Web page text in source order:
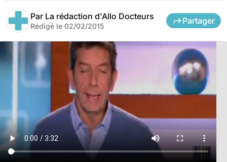
Par La rédaction d'Allo Docteurs
Rédigé le 02/02/2015
Partager